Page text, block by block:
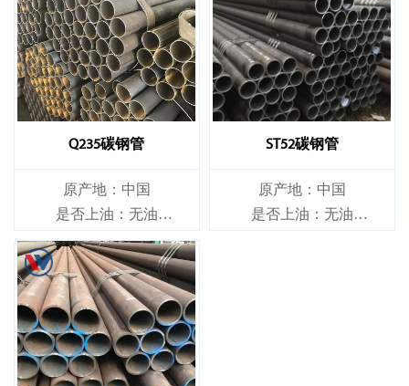
Q235碳钢管
原产地：中国
是否上油：无油
是否合金：非合金
ST52碳钢管
原产地：中国
是否上油：无油